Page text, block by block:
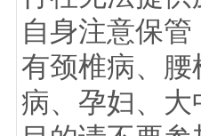
自身注意保
有颈椎病、
病、孕妇、